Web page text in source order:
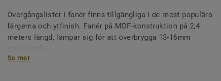
Övergångslister i fanér finns tillgängliga i de mest populära
färgerna och ytfinish. Fanér på MDF-konstruktion på 2,4
meters längd, lämpar sig för att överbrygga 13-16mm
Se mer